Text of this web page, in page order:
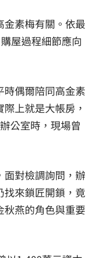
素梅有關。依最
屋過程細節應向
偶爾陪同高金素
上就是大帳房，
公室時，現場曾
面對檢調詢問，辦
找來鎖匠開鎖，竟
燕的角色與重要